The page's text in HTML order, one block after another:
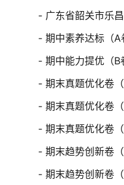
- 广东省韶关市乐
- 期中素养达标（A
- 期中能力提优（B
- 期末真题优化卷
- 期末真题优化卷
- 期末真题优化卷
- 期末趋势创新卷
- 期末趋势创新卷